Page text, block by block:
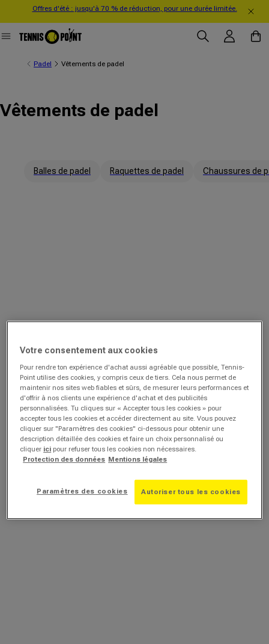
au contenu
Offres d'été : jusqu'à 70 % de réduction, pour une durée limitée.
Se connecter
Panier
Padel Vêtements de padel
Vêtements de padel
Balles de padel Raquettes de padel Chaussures de
Votre consentement aux cookies
Pour rendre ton expérience d'achat aussi agréable que possible, Tennis-
Point utilise des cookies, y compris ceux de tiers. Cela nous permet de
maintenir nos sites web fiables et sûrs, de mesurer leurs performances et
d'offrir à nos clients une expérience d'achat et des publicités
personnalisées. Tu cliques sur « Accepter tous les cookies » pour
accepter tous les cookies et accéder directement au site. Vous pouvez
cliquer sur "Paramètres des cookies" ci-dessous pour obtenir une
description détaillée des cookies et faire un choix personnalisé ou
cliquer ici pour refuser tous les cookies non nécessaires.
Protection des données Mentions légales
Paramètres des cookies Autoriser tous les cookies